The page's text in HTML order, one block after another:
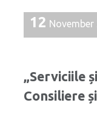
12 November
„Serviciile
Consiliere